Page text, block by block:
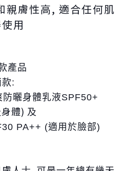
親膚性高, 適合任何肌
用
產品
:
防曬身體乳液SPF50+
體) 及
PA++ (適用於臉部)